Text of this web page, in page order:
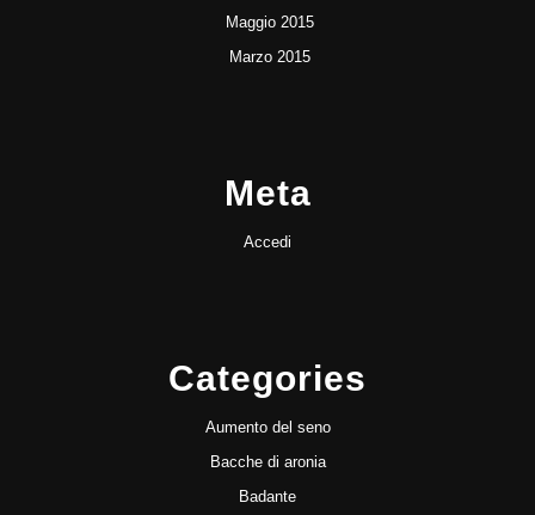
Maggio 2015
Marzo 2015
Meta
Accedi
Categories
Aumento del seno
Bacche di aronia
Badante